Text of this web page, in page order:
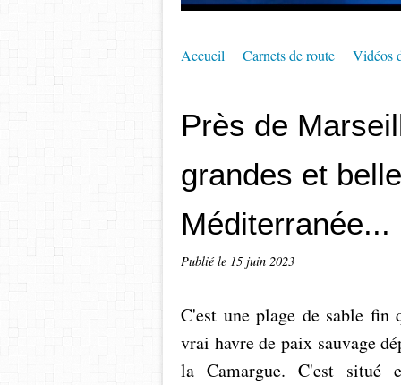
Accueil Carnets de route Vidéos
Près de
grandes et
Méditerranée...
Publié le 15 juin 2023
C'est une plage de sable fin
vrai havre de paix sauvage
la Camargue. C'est situé